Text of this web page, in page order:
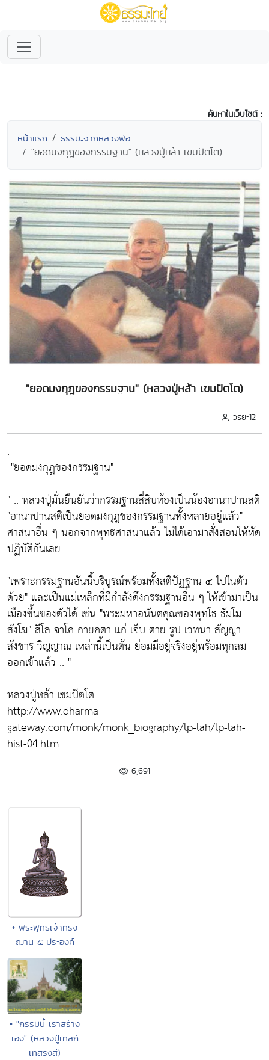
ค้นหาในเว็บไซต์ :
หน้าแรก ธรรมะจากหลวงพ่อ
"ยอดมงกุฎของกรรมฐาน" (หลวงปู่หล้า เขมปัตโต)
"ยอดมงกุฎของกรรมฐาน" (หลวงปู่หล้า เขมปัตโต)
วิริยะ12
.
"ยอดมงกุฎของกรรมฐาน"
" .. หลวงปู่มั่นยืนยันว่ากรรมฐานสี่สิบห้องเป็นน้องอานาปานสติ
"อานาปานสติเป็นยอดมงกุฎของกรรมฐานทั้งหลายอยู่แล้ว"
ศาสนาอื่น ๆ นอกจากพุทธศาสนาแล้ว ไม่ได้เอามาสั่งสอนให้หัด
ปฏิบัติกันเลย
"เพราะกรรมฐานอันนี้บริบูรณ์พร้อมทั้งสติปัฏฐาน ๔ ไปในตัว
ด้วย" และเป็นแม่เหล็กที่มีกำลังดึงกรรมฐานอื่น ๆ ให้เข้ามาเป็น
เมืองขึ้นของตัวได้ เช่น "พระมหาอนันตคุณของพุทโธ ธัมโม
สังโฆ"สีโล จาโค กายคตา แก่ เจ็บ ตาย รูป เวทนา สัญญา
สังขาร วิญญาณ เหล่านี้เป็นต้น ย่อมมีอยู่จริงอยู่พร้อมทุกลม
ออกเข้าแล้ว .. "
หลวงปู่หล้า เขมปัตโต
http://www.dharma-
gateway.com/monk/monk_biography/lp-lah/lp-lah-
hist-04.htm
6,691
• พระพุทธเจ้าทรง
ฌาน ๕ ประองค์
• "กรรมนี้ เราสร้าง
เอง" (หลวงปู่เทสก์
เทสรังสี)